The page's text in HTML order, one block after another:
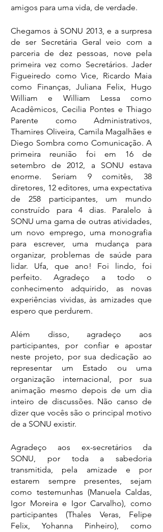
amigos para uma vida, de verdade.
Chegamos à SONU 2013, e a surpresa
de ser Secretária Geral veio com a
parceria de dez pessoas, nove pela
primeira vez como Secretários. Jader
Figueiredo como Vice, Ricardo Maia
como Finanças, Juliana Felix, Hugo
William e William Lessa como
Acadêmicos, Cecilia Pontes e Thiago
Parente como Administrativos,
Thamires Oliveira, Camila Magalhães e
Diego Sombra como Comunicação. A
primeira reunião foi em 16 de
setembro de 2012, a SONU estava
enorme. Seriam 9 comitês, 38
diretores, 12 editores, uma expectativa
de 258 participantes, um mundo
construído para 4 dias. Paralelo à
SONU uma gama de outras atividades,
um novo emprego, uma monografia
para escrever, uma mudança para
organizar, problemas de saúde para
lidar. Ufa, que ano! Foi lindo, foi
perfeito. Agradeço a todo o
conhecimento adquirido, as novas
experiências vividas, às amizades que
espero que perdurem.
Além disso, agradeço aos
participantes, por confiar e apostar
neste projeto, por sua dedicação ao
representar um Estado ou uma
organização internacional, por sua
animação mesmo depois de um dia
inteiro de discussões. Não canso de
dizer que vocês são o principal motivo
de a SONU existir.
Agradeço aos ex-secretários da
SONU, por toda a sabedoria
transmitida, pela amizade e por
estarem sempre presentes, sejam
como testemunhas (Manuela Caldas,
Igor Moreira e Igor Carvalho), como
participantes (Thales Veras, Felipe
Felix, Yohanna Pinheiro), como